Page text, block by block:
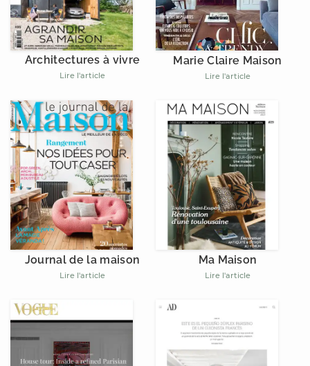
Architectures à vivre
Lire l'article
Marie Claire Maison
Lire l'article
Journal de la maison
Lire l'article
Ma Maison
Lire l'article